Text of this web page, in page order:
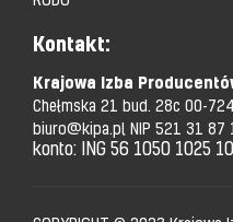
Kontakt:
Krajowa Izba
Chełmska 21 bud. 28c 00-
biuro@kipa.pl NIP 521 31 87
konto: ING 56 1050 1025